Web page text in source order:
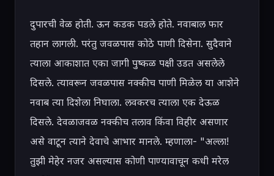
दुपारची वेळ होती. ऊन कडक पडले होते. नवाबाल फार
तहान लागली. परंतु जवळपास कोठे पाणी दिसेना. सुदैवाने
त्याला आकाशात एका जागी पुष्कळ पक्षी उडत असलेले
दिसले. त्यावरून जवळपास नक्कीच पाणी मिळेल या आशेने
नवाब त्या दिशेला निघाला. लवकरच त्याला एक देऊळ
दिसले. देवळाजवळ नक्कीच तलाव किंवा विहीर असणार
असे वाटून त्याने देवाचे आभार मानले. म्हणाला- "अल्ला!
तुझी मेहेर नजर असल्यास कोणी पाण्यावाचून कधी मरेल